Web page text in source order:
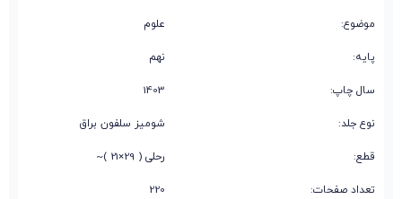
موضوع: علوم
پایه: نهم
سال چاپ: 1403
نوع جلد: شومیز سلفون براق
قطع: رحلی ( 29×21 )~
تعداد صفحات: 220